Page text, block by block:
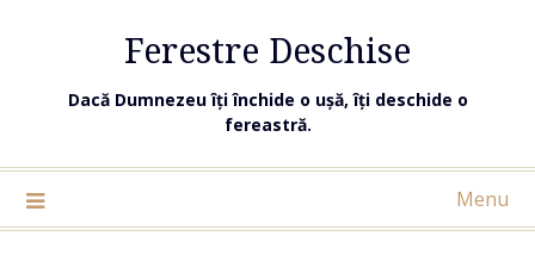
Ferestre Deschise
Dacă Dumnezeu îți închide o ușă, îți deschide o
fereastră.
Menu